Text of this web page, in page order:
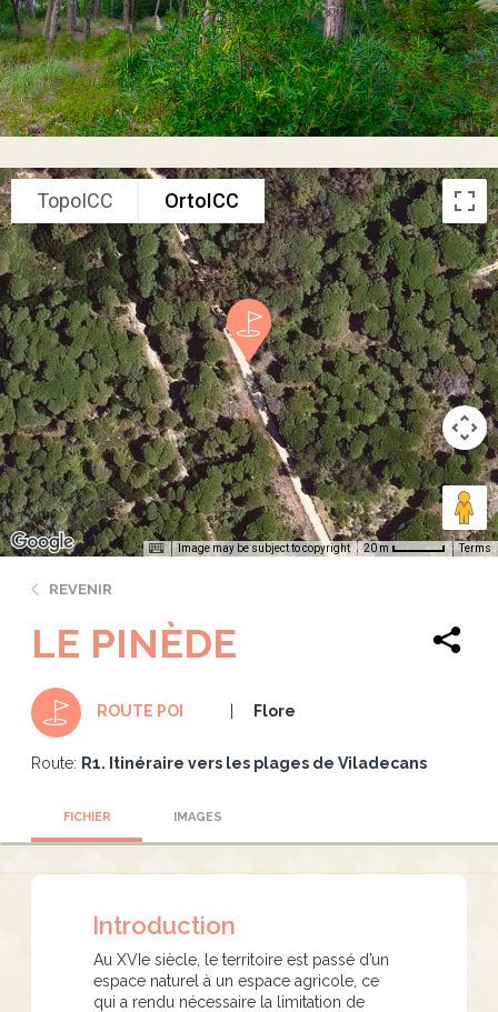
TopoICC OrtoICC
Image may be subject to copyright 20 m Terms
REVENIR
LE PINÈDE
ROUTE POI Flore
Route: R1. Itinéraire vers les plages de Viladecans
FICHIER IMAGES
Introduction
Au XVIe siècle, le territoire est passé d’un
espace naturel à un espace agricole, ce
qui a rendu nécessaire la limitation de